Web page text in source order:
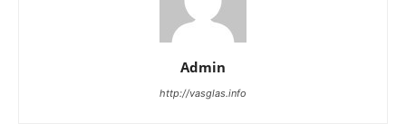
Admin
http://vasglas.info